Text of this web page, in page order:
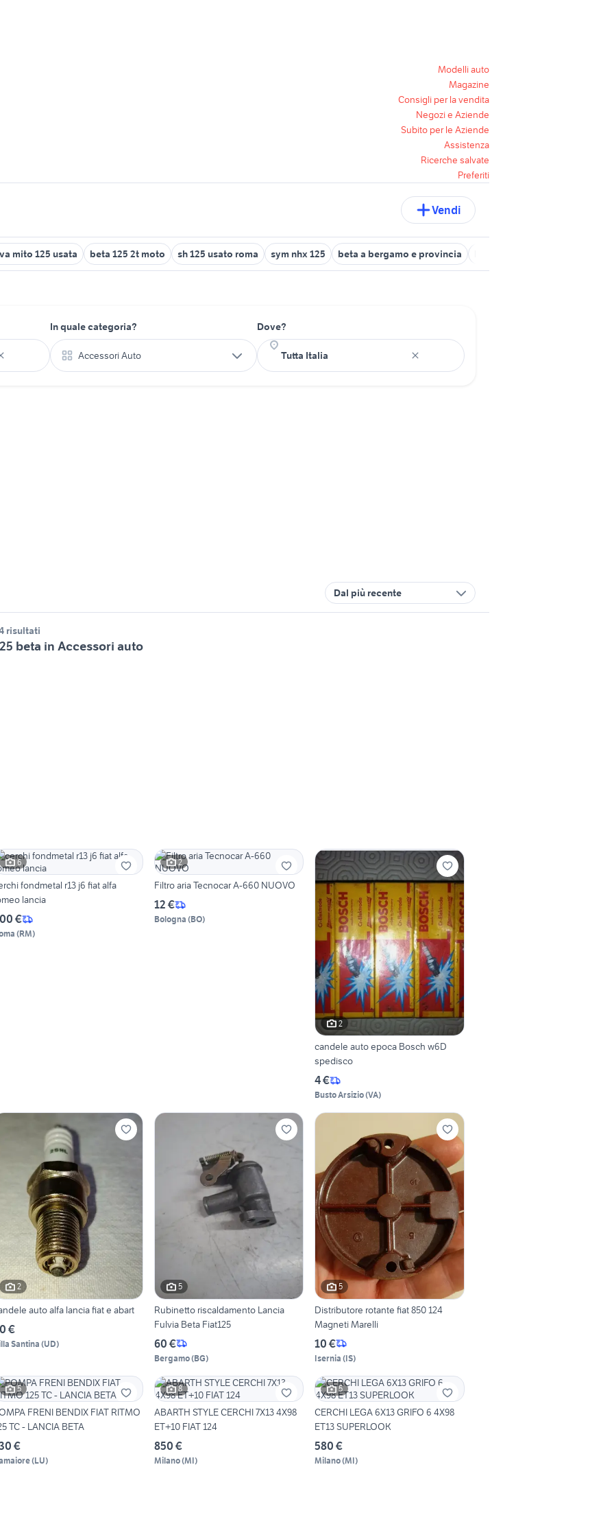
Modelli auto
Magazine
Consigli per la vendita
Negozi e Aziende
Subito per le Aziende
Assistenza
Ricerche salvate
Preferiti
Vendi
mito 125 usata beta 125 2t moto sh 125 usato roma sym nhx 125 beta a bergamo e provincia
In quale categoria?
Accessori Auto
Dove?
Dal più recente
risultati
beta in Accessori auto
6
fondmetal r13 j6 fiat alfa
lancia
€
(RM)
2
Filtro aria Tecnocar A-660 NUOVO
12 €
Bologna (BO)
2
candele auto epoca Bosch w6D
spedisco
4 €
Busto Arsizio(VA)
2
auto alfa lancia fiat e abart
€
Santina (UD)
5
Rubinetto riscaldamento Lancia
Fulvia Beta Fiat125
60 €
Bergamo(BG)
5
Distributore rotante fiat 850 124
Magneti Marelli
10 €
Isernia (IS)
5
FRENI BENDIX FIAT RITMO
TC - LANCIA BETA
€
(LU)
8
ABARTH STYLE CERCHI 7X13 4X98
ET+10 FIAT 124
850 €
Milano(MI)
5
CERCHI LEGA 6X13 GRIFO 6 4X98
ET13 SUPERLOOK
580 €
Milano(MI)